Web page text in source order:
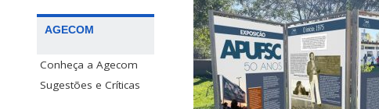
AGECOM
Conheça a Agecom
Sugestões e Críticas